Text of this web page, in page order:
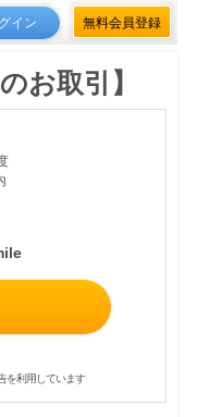
イン 無料会員登録
お取引】
を利用しています